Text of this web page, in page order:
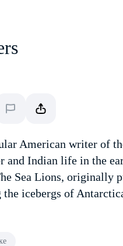
American writer of
and Indian life in the
Sea Lions, originally
icebergs of